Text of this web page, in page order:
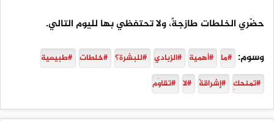
حضّري الخلطات طازجةً، ولا تحتفظي بها لليوم التالي.
وسوم: #ما #أهمية #الزبادي #للبشرة؟ #خلطات #طبيعية
#تمنحكِ #إشراقةً #لا #تقاوَم